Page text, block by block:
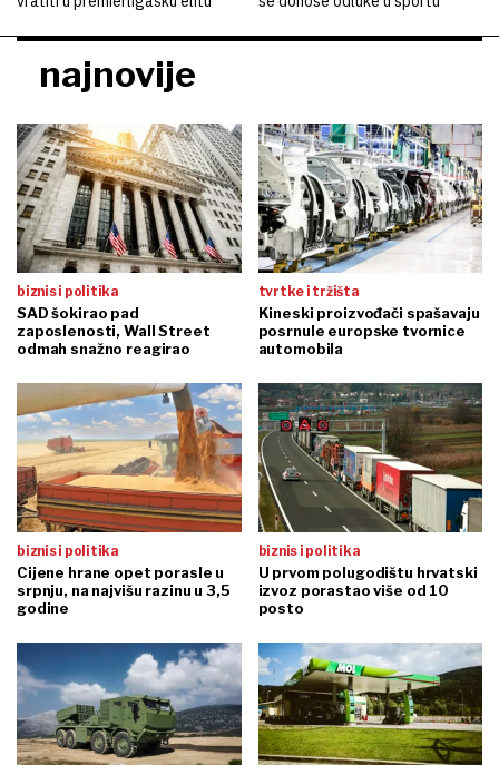
najnovije
biznis i politika
SAD šokirao pad
zaposlenosti, Wall Street
odmah snažno reagirao
tvrtke i tržišta
Kineski proizvođači spašavaju
posrnule europske tvornice
automobila
biznis i politika
Cijene hrane opet porasle u
srpnju, na najvišu razinu u 3,5
godine
biznis i politika
U prvom polugodištu hrvatski
izvoz porastao više od 10
posto